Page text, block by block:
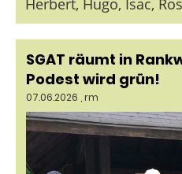
Herbert, Hugo, Isac,
SGAT räumt in
Podest wird grün!
07.06.2026 , rm